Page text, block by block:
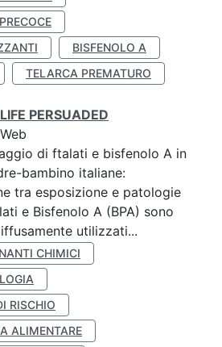
BISFENOLO A
TELARCA PREMATURO
PERSUADED
di ftalati e bisfenolo A in
bambino italiane:
tra esposizione e patologie
e Bisfenolo A (BPA) sono
utilizzati...
CHIMICI
RISCHIO
ALIMENTARE